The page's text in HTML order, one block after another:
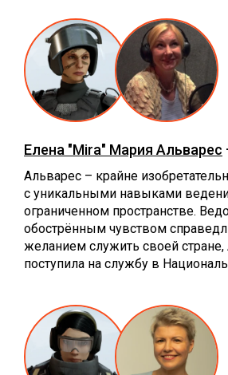
Елена "Mira" Мария Альварес
Альварес – крайне
с уникальными навыками
ограниченном пространстве.
обострённым чувством
желанием служить своей стране,
поступила на службу в